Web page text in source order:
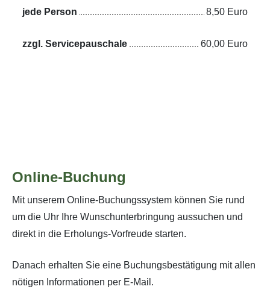
Online-Buchung
Mit unserem Online-Buchungssystem können Sie rund
um die Uhr Ihre Wunschunterbringung aussuchen und
direkt in die Erholungs-Vorfreude starten.
Danach erhalten Sie eine Buchungsbestätigung mit allen
nötigen Informationen per E-Mail.
jede Person 8,50 Euro
zzgl. Servicepauschale 60,00 Euro